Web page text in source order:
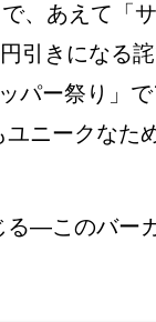
、あえて「
引きになる
パー祭り」
ニークなた
る—このバー